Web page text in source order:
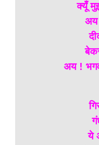
क्यूँ
अय
अय !
ये